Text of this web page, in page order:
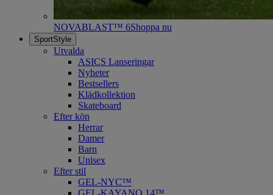
NOVABLAST™ 6Shoppa nu
SportStyle
Utvalda
ASICS Lanseringar
Nyheter
Bestsellers
Klädkollektion
Skateboard
Efter kön
Herrar
Damer
Barn
Unisex
Efter stil
GEL-NYC™
GEL-KAYANO 14™